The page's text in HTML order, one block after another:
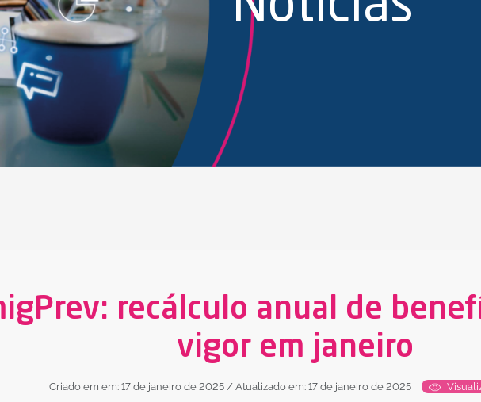
recálculo anual de
vigor em janeiro
Criado em em: 17 de janeiro de 2025 / Atualizado em: 17 de janeiro de 2025